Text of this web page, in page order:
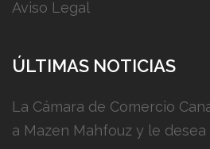
Aviso Legal
ÚLTIMAS NOTICIAS
La Cámara de Comercio
a Mazen Mahfouz y le